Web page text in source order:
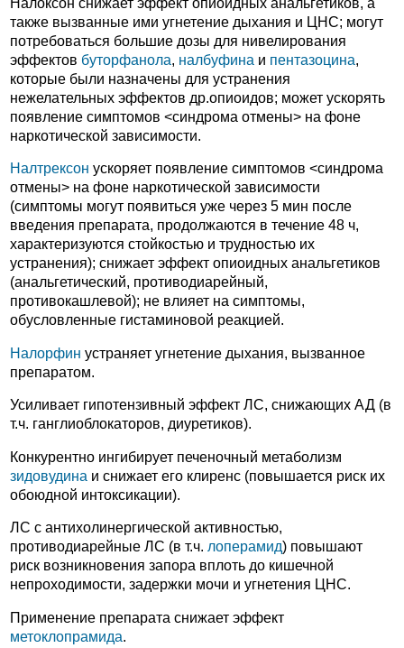
также вызванные ими угнетение дыхания и ЦНС; могут
потребоваться большие дозы для нивелирования
эффектов буторфанола, налбуфина и пентазоцина,
которые были назначены для устранения
нежелательных эффектов др.опиоидов; может ускорять
появление симптомов <синдрома отмены> на фоне
наркотической зависимости.
Налтрексон ускоряет появление симптомов <синдрома
отмены> на фоне наркотической зависимости
(симптомы могут появиться уже через 5 мин после
введения препарата, продолжаются в течение 48 ч,
характеризуются стойкостью и трудностью их
устранения); снижает эффект опиоидных анальгетиков
(анальгетический, противодиарейный,
противокашлевой); не влияет на симптомы,
обусловленные гистаминовой реакцией.
Налорфин устраняет угнетение дыхания, вызванное
препаратом.
Усиливает гипотензивный эффект ЛС, снижающих АД (в
т.ч. ганглиоблокаторов, диуретиков).
Конкурентно ингибирует печеночный метаболизм
зидовудина и снижает его клиренс (повышается риск их
обоюдной интоксикации).
ЛС с антихолинергической активностью,
противодиарейные ЛС (в т.ч. лоперамид) повышают
риск возникновения запора вплоть до кишечной
непроходимости, задержки мочи и угнетения ЦНС.
Применение препарата снижает эффект
метоклопрамида.